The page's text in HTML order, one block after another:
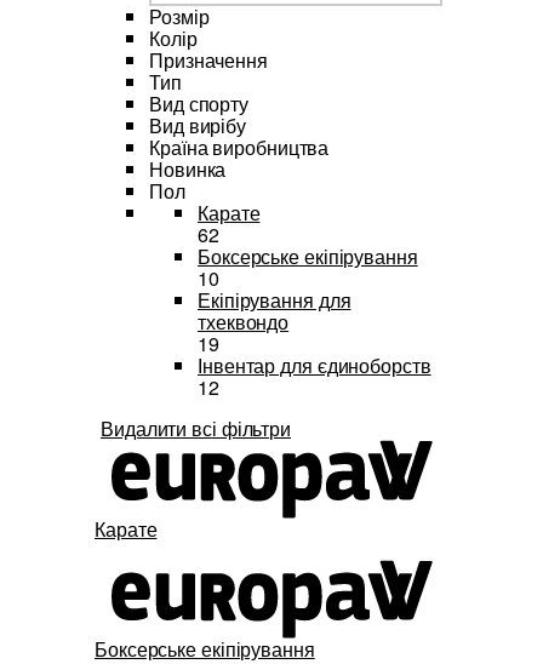
Розмір
Колір
Призначення
Тип
Вид спорту
Вид вирібу
Країна виробництва
Новинка
Пол
Карате
62
Боксерське екіпірування
10
Екіпірування для
тхеквондо
19
Інвентар для єдиноборств
12
Видалити всі фільтри
Карате
Боксерське екіпірування